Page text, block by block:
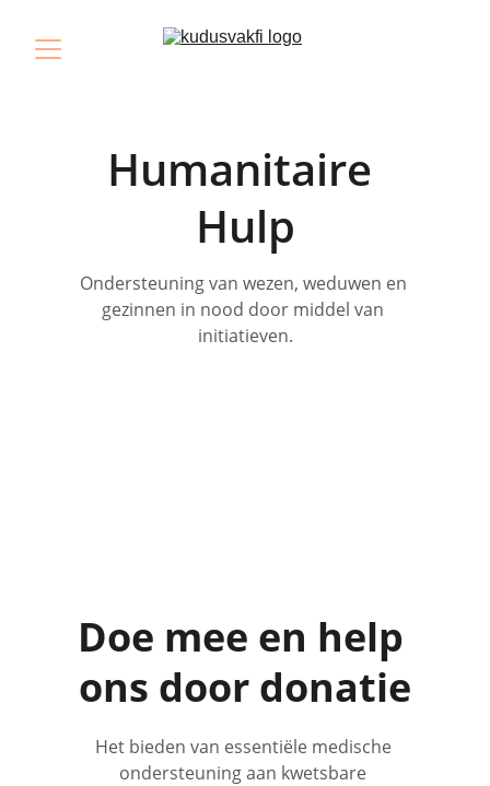
Humanitaire
Hulp
Ondersteuning van wezen, weduwen en
gezinnen in nood door middel van
initiatieven.
Doe mee en help
ons door donatie
Het bieden van essentiële medische
ondersteuning aan kwetsbare